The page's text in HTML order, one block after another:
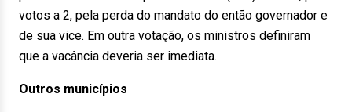
votos a 2, pela perda do mandato do então governador e
de sua vice. Em outra votação, os ministros definiram
que a vacância deveria ser imediata.
Outros municípios